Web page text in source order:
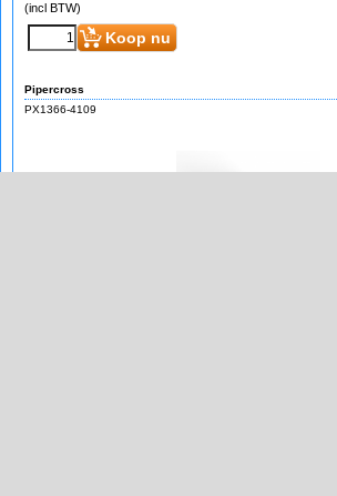
(incl BTW)
Koop nu
Pipercross
PX1366-4109